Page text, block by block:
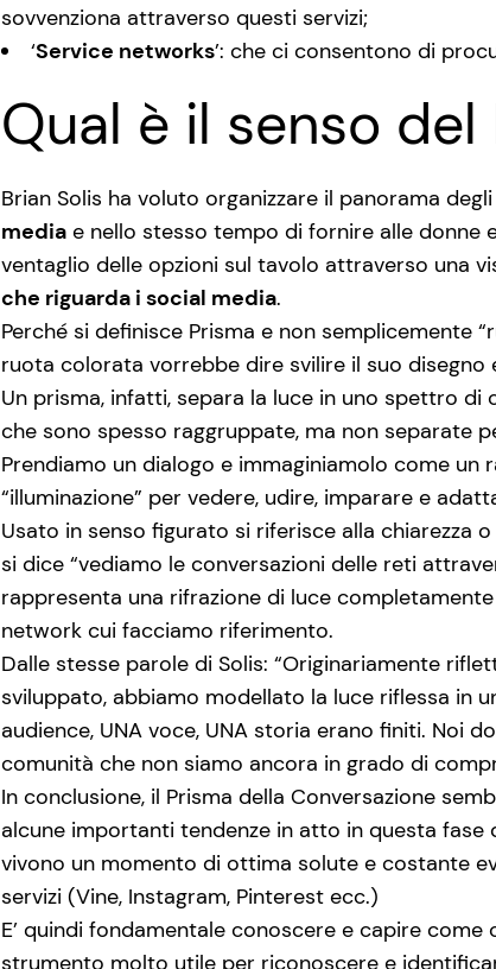
sovvenziona attraverso questi servizi;
‘Service networks’: che ci consentono di
Qual è il senso del
Brian Solis ha voluto organizzare il panorama
media e nello stesso tempo di fornire alle
ventaglio delle opzioni sul tavolo attraverso una
che riguarda i social media.
Perché si definisce Prisma e non semplicemente
ruota colorata vorrebbe dire svilire il suo disegno
Un prisma, infatti, separa la luce in uno spettro di
che sono spesso raggruppate, ma non separate
Prendiamo un dialogo e immaginiamolo come
“illuminazione” per vedere, udire, imparare e
Usato in senso figurato si riferisce alla
si dice “vediamo le conversazioni delle reti
rappresenta una rifrazione di luce
network cui facciamo riferimento.
Dalle stesse parole di Solis: “Originariamente
sviluppato, abbiamo modellato la luce riflessa in
audience, UNA voce, UNA storia erano finiti. Noi
comunità che non siamo ancora in grado di
In conclusione, il Prisma della Conversazione
alcune importanti tendenze in atto in questa
vivono un momento di ottima solute e costante
servizi (Vine, Instagram, Pinterest ecc.)
E’ quindi fondamentale conoscere e capire
strumento molto utile per riconoscere e